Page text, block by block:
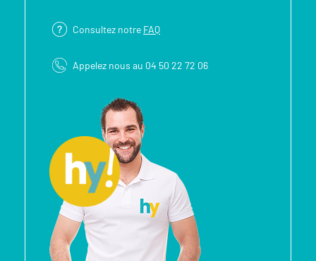
Consultez notre FAQ
Appelez nous au 04 50 22 72 06